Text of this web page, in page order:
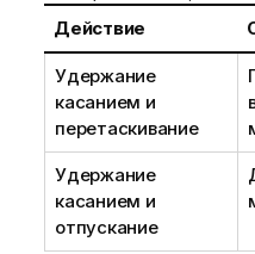
Действие
Удержание
касанием и
перетаскивание
Удержание
касанием и
отпускание